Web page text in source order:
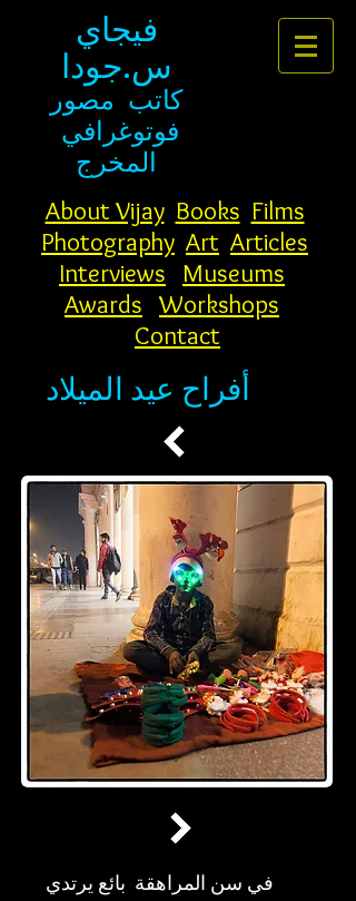
فيجاي
س.جودا
كاتب مصور
فوتوغرافي
المخرج
About Vijay Books Films
Photography Art Articles
Interviews
Museums
Awards Workshops
Contact
أفراح عيد الميلاد
في سن المراهقة بائع يرتدي